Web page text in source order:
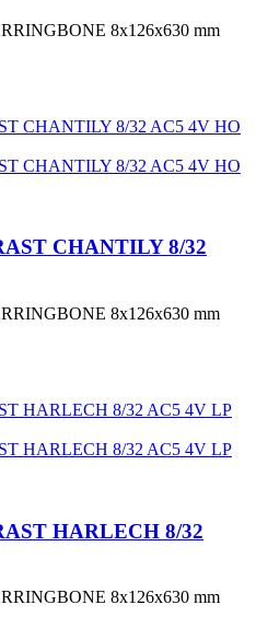
8x126x630 mm
CHANTILY 8/32
8x126x630 mm
HARLECH 8/32
8x126x630 mm